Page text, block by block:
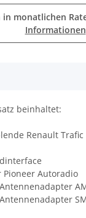
in monatlichen
Informationen
beinhaltet:
Renault
Pioneer Autoradio